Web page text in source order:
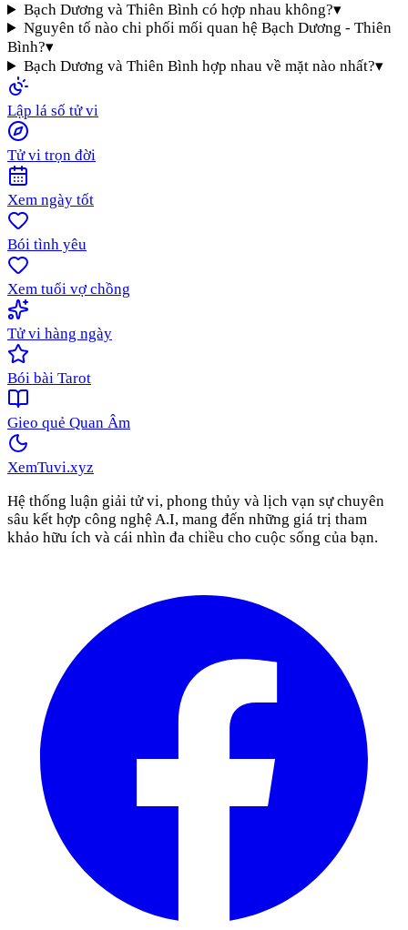
Bạch Dương và Thiên Bình có hợp nhau không?▾
Nguyên tố nào chi phối mối quan hệ Bạch Dương - Thiên
Bình?▾
Bạch Dương và Thiên Bình hợp nhau về mặt nào nhất?▾
Lập lá số tử vi
Tử vi trọn đời
Xem ngày tốt
Bói tình yêu
Xem tuổi vợ chồng
Tử vi hàng ngày
Bói bài Tarot
Gieo quẻ Quan Âm
XemTuvi.xyz
Hệ thống luận giải tử vi, phong thủy và lịch vạn sự chuyên
sâu kết hợp công nghệ A.I, mang đến những giá trị tham
khảo hữu ích và cái nhìn đa chiều cho cuộc sống của bạn.